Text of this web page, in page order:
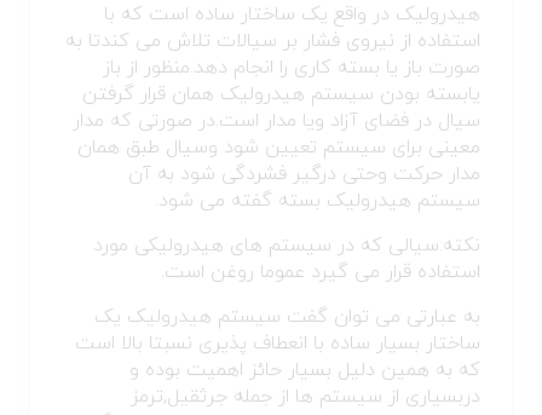
هیدرولیک در واقع یک ساختار ساده است که با
استفاده از نیروی فشار بر سیالات تلاش می کندتا به
صورت باز یا بسته کاری را انجام دهد.منظور از باز
یابسته بودن سیستم هیدرولیک همان قرار گرفتن
سیال در فضای آزاد ویا مدار است.در صورتی که مدار
معینی برای سیستم تعیین شود وسیال طبق همان
مدار حرکت وحتی درگیر فشردگی شود به آن
سیستم هیدرولیک بسته گفته می شود.
نکته:سیالی که در سیستم های هیدرولیکی مورد
استفاده قرار می گیرد عموما روغن است.
به عبارتی می توان گفت سیستم هیدرولیک یک
ساختار بسیار ساده با انعطاف پذیری نسبتا بالا است
که به همین دلیل بسیار حائز اهمیت بوده و
دربسیاری از سیستم ها از جمله جرثقیل,ترمز